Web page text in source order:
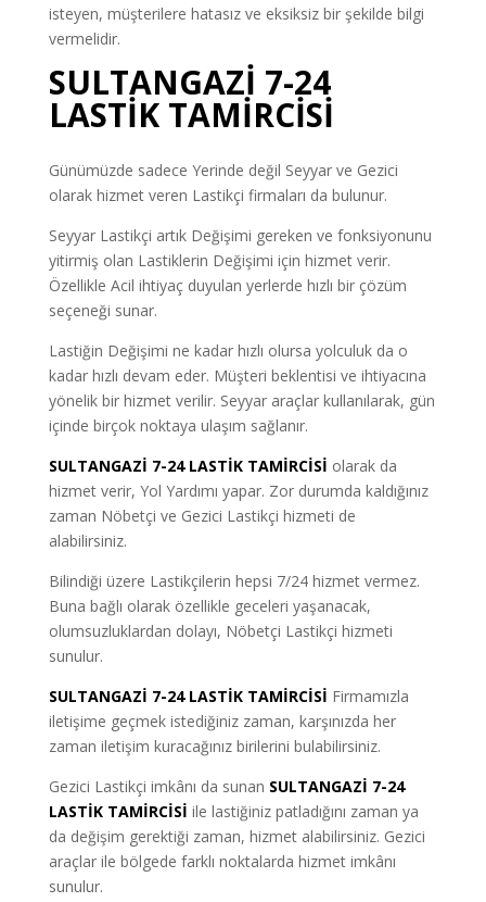
isteyen, müşterilere hatasız ve eksiksiz bir şekilde bilgi
vermelidir.
SULTANGAZİ 7-24
LASTİK TAMİRCİSİ
Günümüzde sadece Yerinde değil Seyyar ve Gezici
olarak hizmet veren Lastikçi firmaları da bulunur.
Seyyar Lastikçi artık Değişimi gereken ve fonksiyonunu
yitirmiş olan Lastiklerin Değişimi için hizmet verir.
Özellikle Acil ihtiyaç duyulan yerlerde hızlı bir çözüm
seçeneği sunar.
Lastiğin Değişimi ne kadar hızlı olursa yolculuk da o
kadar hızlı devam eder. Müşteri beklentisi ve ihtiyacına
yönelik bir hizmet verilir. Seyyar araçlar kullanılarak, gün
içinde birçok noktaya ulaşım sağlanır.
SULTANGAZİ 7-24 LASTİK TAMİRCİSİ olarak da
hizmet verir, Yol Yardımı yapar. Zor durumda kaldığınız
zaman Nöbetçi ve Gezici Lastikçi hizmeti de
alabilirsiniz.
Bilindiği üzere Lastikçilerin hepsi 7/24 hizmet vermez.
Buna bağlı olarak özellikle geceleri yaşanacak,
olumsuzluklardan dolayı, Nöbetçi Lastikçi hizmeti
sunulur.
SULTANGAZİ 7-24 LASTİK TAMİRCİSİ Firmamızla
iletişime geçmek istediğiniz zaman, karşınızda her
zaman iletişim kuracağınız birilerini bulabilirsiniz.
Gezici Lastikçi imkânı da sunan SULTANGAZİ 7-24
LASTİK TAMİRCİSİ ile lastiğiniz patladığını zaman ya
da değişim gerektiği zaman, hizmet alabilirsiniz. Gezici
araçlar ile bölgede farklı noktalarda hizmet imkânı
sunulur.